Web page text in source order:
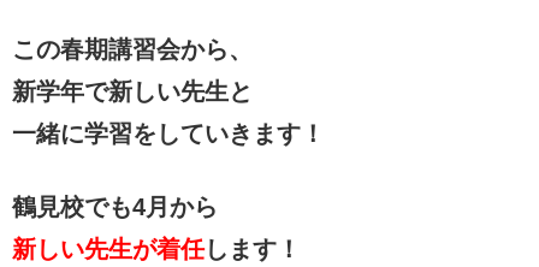
この春期講習会から、
新学年で新しい先生と
一緒に学習をしていきます！
鶴見校でも4月から
新しい先生が着任します！